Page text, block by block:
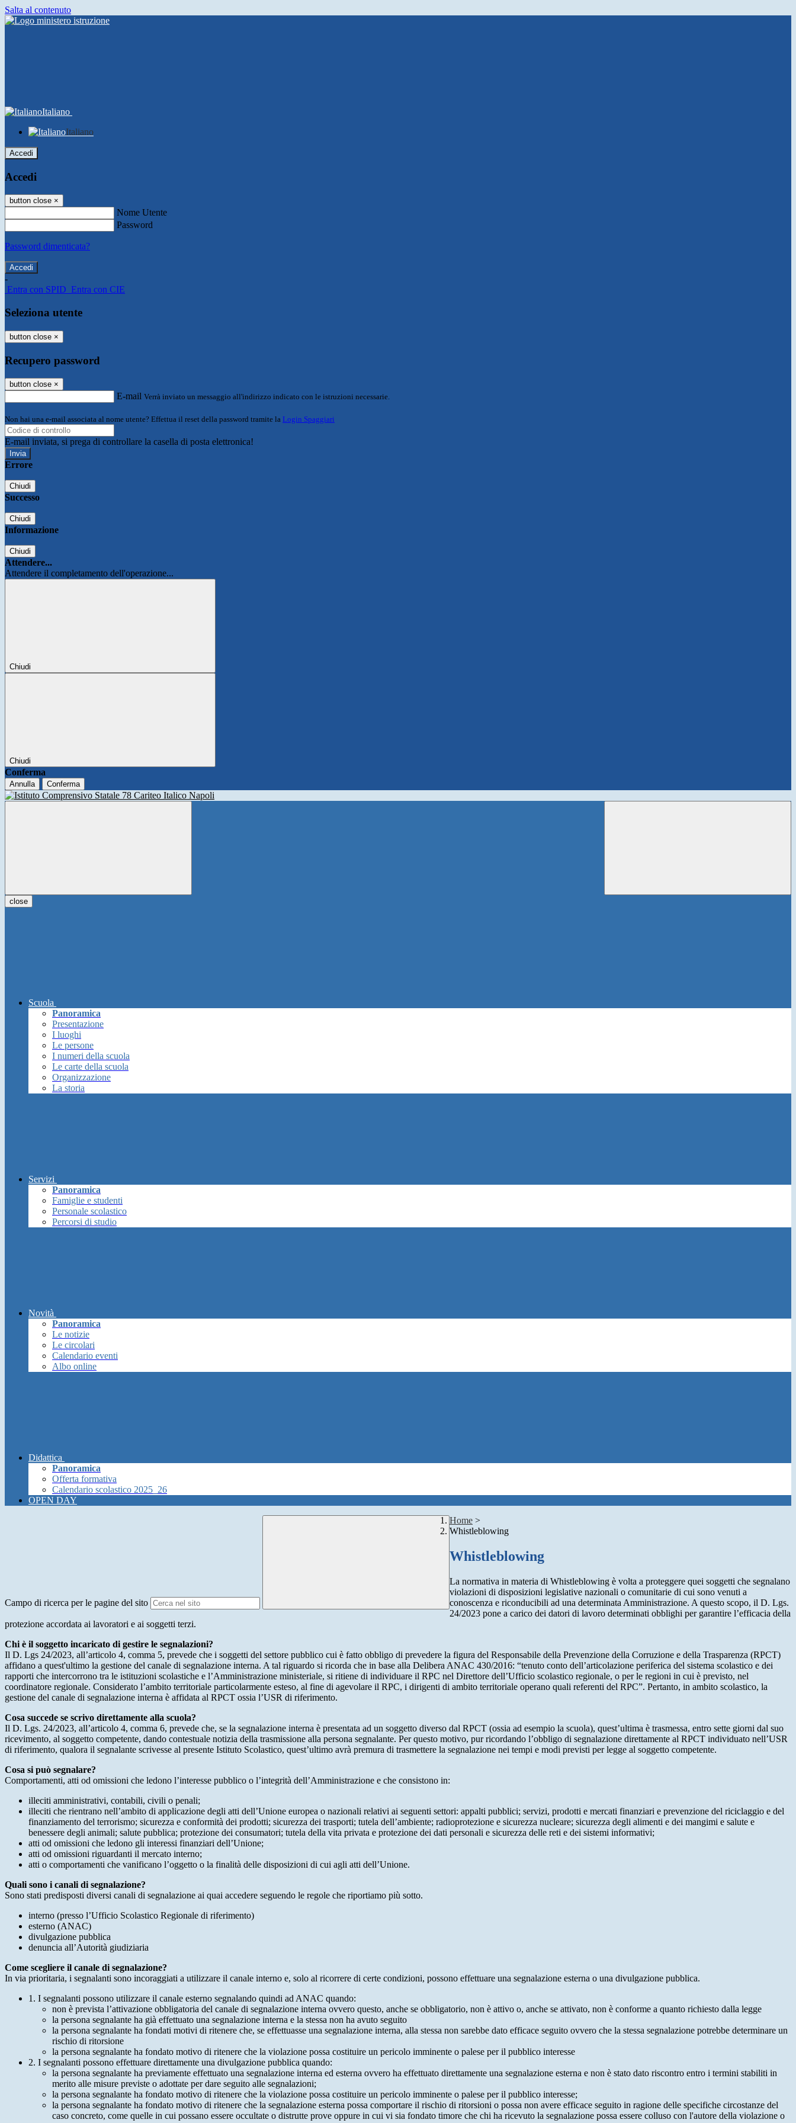
Salta al contenuto
Italiano
Italiano
Accedi
Accedi
button close ×
Nome Utente
Password
Password dimenticata?
-
Entra con SPID Entra con CIE
Seleziona utente
button close ×
Recupero password
button close ×
E-mail Verrà inviato un messaggio all'indirizzo indicato con le istruzioni necessarie.
Non hai una e-mail associata al nome utente? Effettua il reset della password tramite la Login Spaggiari
E-mail inviata, si prega di controllare la casella di posta elettronica!
Errore
Chiudi
Successo
Chiudi
Informazione
Chiudi
Attendere...
Attendere il completamento dell'operazione...
Chiudi
Chiudi
Conferma
Annulla Conferma
close
Scuola
Panoramica
Presentazione
I luoghi
Le persone
I numeri della scuola
Le carte della scuola
Organizzazione
La storia
Servizi
Panoramica
Famiglie e studenti
Personale scolastico
Percorsi di studio
Novità
Panoramica
Le notizie
Le circolari
Calendario eventi
Albo online
Didattica
Panoramica
Offerta formativa
Calendario scolastico 2025_26
OPEN DAY
Campo di ricerca per le pagine del sito
Home >
Whistleblowing
Whistleblowing
La normativa in materia di Whistleblowing è volta a proteggere quei soggetti che segnalano
violazioni di disposizioni legislative nazionali o comunitarie di cui sono venuti a
conoscenza e riconducibili ad una determinata Amministrazione. A questo scopo, il D. Lgs.
24/2023 pone a carico dei datori di lavoro determinati obblighi per garantire l’efficacia della
protezione accordata ai lavoratori e ai soggetti terzi.
Chi è il soggetto incaricato di gestire le segnalazioni?
Il D. Lgs 24/2023, all’articolo 4, comma 5, prevede che i soggetti del settore pubblico cui è fatto obbligo di prevedere la figura del Responsabile della Prevenzione della Corruzione e della Trasparenza (RPCT)
affidano a quest'ultimo la gestione del canale di segnalazione interna. A tal riguardo si ricorda che in base alla Delibera ANAC 430/2016: “tenuto conto dell’articolazione periferica del sistema scolastico e dei
rapporti che intercorrono tra le istituzioni scolastiche e l’Amministrazione ministeriale, si ritiene di individuare il RPC nel Direttore dell’Ufficio scolastico regionale, o per le regioni in cui è previsto, nel
coordinatore regionale. Considerato l’ambito territoriale particolarmente esteso, al fine di agevolare il RPC, i dirigenti di ambito territoriale operano quali referenti del RPC”. Pertanto, in ambito scolastico, la
gestione del canale di segnalazione interna è affidata al RPCT ossia l’USR di riferimento.
Cosa succede se scrivo direttamente alla scuola?
Il D. Lgs. 24/2023, all’articolo 4, comma 6, prevede che, se la segnalazione interna è presentata ad un soggetto diverso dal RPCT (ossia ad esempio la scuola), quest’ultima è trasmessa, entro sette giorni dal suo
ricevimento, al soggetto competente, dando contestuale notizia della trasmissione alla persona segnalante. Per questo motivo, pur ricordando l’obbligo di segnalazione direttamente al RPCT individuato nell’USR
di riferimento, qualora il segnalante scrivesse al presente Istituto Scolastico, quest’ultimo avrà premura di trasmettere la segnalazione nei tempi e modi previsti per legge al soggetto competente.
Cosa si può segnalare?
Comportamenti, atti od omissioni che ledono l’interesse pubblico o l’integrità dell’Amministrazione e che consistono in:
illeciti amministrativi, contabili, civili o penali;
illeciti che rientrano nell’ambito di applicazione degli atti dell’Unione europea o nazionali relativi ai seguenti settori: appalti pubblici; servizi, prodotti e mercati finanziari e prevenzione del riciclaggio e del
finanziamento del terrorismo; sicurezza e conformità dei prodotti; sicurezza dei trasporti; tutela dell’ambiente; radioprotezione e sicurezza nucleare; sicurezza degli alimenti e dei mangimi e salute e
benessere degli animali; salute pubblica; protezione dei consumatori; tutela della vita privata e protezione dei dati personali e sicurezza delle reti e dei sistemi informativi;
atti od omissioni che ledono gli interessi finanziari dell’Unione;
atti od omissioni riguardanti il mercato interno;
atti o comportamenti che vanificano l’oggetto o la finalità delle disposizioni di cui agli atti dell’Unione.
Quali sono i canali di segnalazione?
Sono stati predisposti diversi canali di segnalazione ai quai accedere seguendo le regole che riportiamo più sotto.
interno (presso l’Ufficio Scolastico Regionale di riferimento)
esterno (ANAC)
divulgazione pubblica
denuncia all’Autorità giudiziaria
Come scegliere il canale di segnalazione?
In via prioritaria, i segnalanti sono incoraggiati a utilizzare il canale interno e, solo al ricorrere di certe condizioni, possono effettuare una segnalazione esterna o una divulgazione pubblica.
1. I segnalanti possono utilizzare il canale esterno segnalando quindi ad ANAC quando:
non è prevista l’attivazione obbligatoria del canale di segnalazione interna ovvero questo, anche se obbligatorio, non è attivo o, anche se attivato, non è conforme a quanto richiesto dalla legge
la persona segnalante ha già effettuato una segnalazione interna e la stessa non ha avuto seguito
la persona segnalante ha fondati motivi di ritenere che, se effettuasse una segnalazione interna, alla stessa non sarebbe dato efficace seguito ovvero che la stessa segnalazione potrebbe determinare un
rischio di ritorsione
la persona segnalante ha fondato motivo di ritenere che la violazione possa costituire un pericolo imminente o palese per il pubblico interesse
2. I segnalanti possono effettuare direttamente una divulgazione pubblica quando:
la persona segnalante ha previamente effettuato una segnalazione interna ed esterna ovvero ha effettuato direttamente una segnalazione esterna e non è stato dato riscontro entro i termini stabiliti in
merito alle misure previste o adottate per dare seguito alle segnalazioni;
la persona segnalante ha fondato motivo di ritenere che la violazione possa costituire un pericolo imminente o palese per il pubblico interesse;
la persona segnalante ha fondato motivo di ritenere che la segnalazione esterna possa comportare il rischio di ritorsioni o possa non avere efficace seguito in ragione delle specifiche circostanze del
caso concreto, come quelle in cui possano essere occultate o distrutte prove oppure in cui vi sia fondato timore che chi ha ricevuto la segnalazione possa essere colluso con l'autore della violazione o